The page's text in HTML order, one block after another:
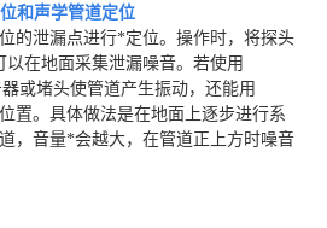
和声学管道定位
的泄漏点进行*定位。操作时，将探头
在地面采集泄漏噪音。若使用
或堵头使管道产生振动，还能用
置。具体做法是在地面上逐步进行系
，音量*会越大，在管道正上方时噪音